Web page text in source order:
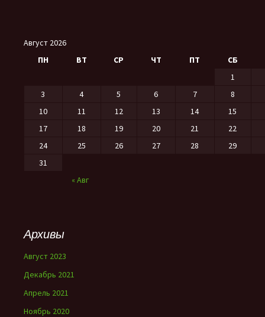
Август 2026
ПН
ВТ СР ЧТ ПТ СБ
« Авг
1
3
4 5 6 7
8
10
11 12 13 14
15
17
18 19 20 21
22
24
25 26 27 28
29
31
Архивы
Август 2023
Декабрь 2021
Апрель 2021
Ноябрь 2020